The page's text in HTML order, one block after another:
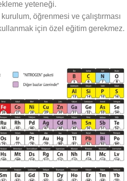
yeteneği.
kurulum, öğrenmesi ve çalıştırması
için özel eğitim gerekmez.